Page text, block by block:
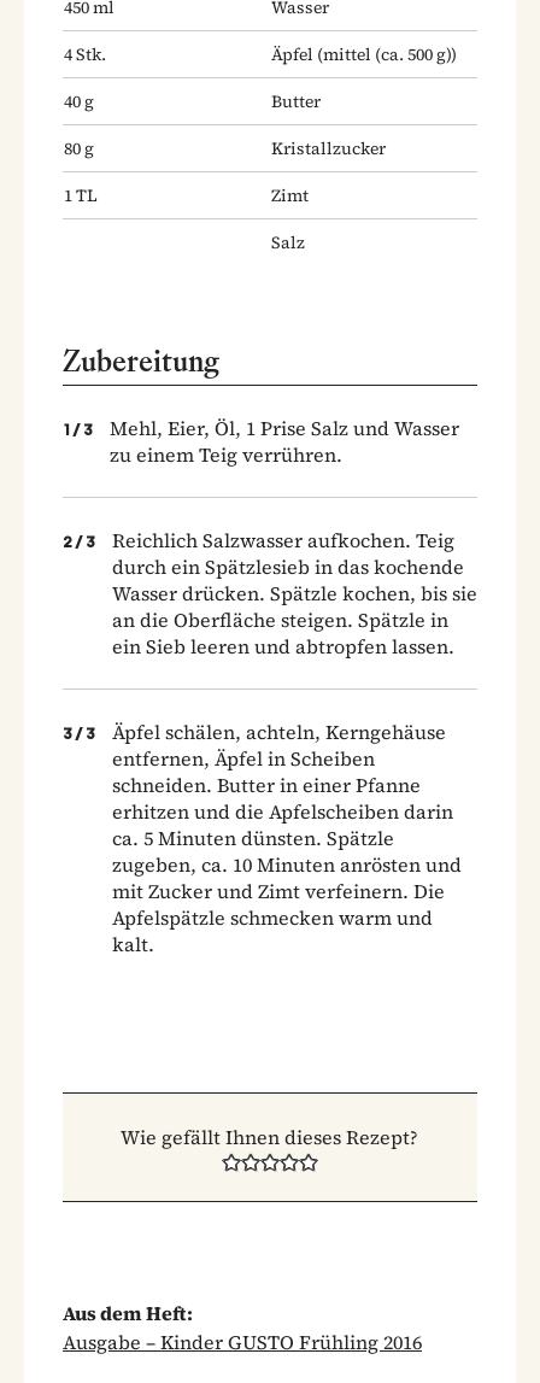
450ml
Wasser
4Stk. Äpfel (mittel (ca. 500 g))
40g
Butter
80g
Kristallzucker
1TL
Zimt
Salz
Zubereitung
1 / 3
Mehl, Eier, Öl, 1 Prise Salz und Wasser
zu einem Teig verrühren.
2 / 3
Reichlich Salzwasser aufkochen. Teig
durch ein Spätzlesieb in das kochende
Wasser drücken. Spätzle kochen, bis sie
an die Oberfläche steigen. Spätzle in
ein Sieb leeren und abtropfen lassen.
3 / 3
Äpfel schälen, achteln, Kerngehäuse
entfernen, Äpfel in Scheiben
schneiden. Butter in einer Pfanne
erhitzen und die Apfelscheiben darin
ca. 5 Minuten dünsten. Spätzle
zugeben, ca. 10 Minuten anrösten und
mit Zucker und Zimt verfeinern. Die
Apfelspätzle schmecken warm und
kalt.
Wie gefällt Ihnen dieses Rezept?
Aus dem Heft:
Ausgabe – Kinder GUSTO Frühling 2016